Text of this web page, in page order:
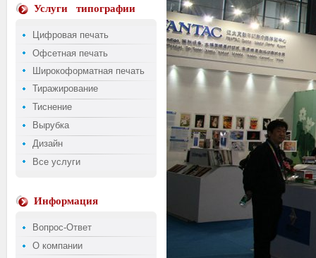
Услуги типографии
Цифровая печать
Офсетная печать
Широкоформатная печать
Тиражирование
Тиснение
Вырубка
Дизайн
Все услуги
Информация
Вопрос-Ответ
О компании